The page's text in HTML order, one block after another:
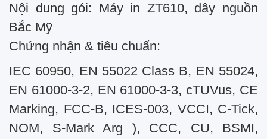
Nội dung gói: Máy in ZT610, dây nguồn
Bắc Mỹ
Chứng nhận & tiêu chuẩn:
IEC 60950, EN 55022 Class B, EN 55024,
EN 61000-3-2, EN 61000-3-3, cTUVus, CE
Marking, FCC-B, ICES-003, VCCI, C-Tick,
NOM, S-Mark Arg ), CCC, CU, BSMI,